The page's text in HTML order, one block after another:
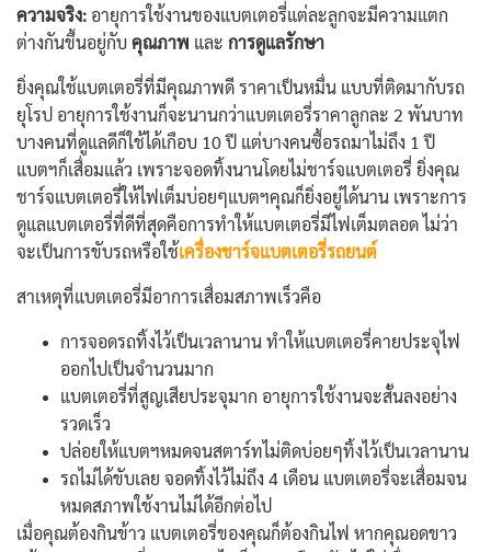
ความจริง:อายุการใช้งานของแบตเตอรี่แต่ละลูกจะมีความแตก
ต่างกันขึ้นอยู่กับคุณภาพ และ การดูแลรักษา
ยิ่งคุณใช้แบตเตอรี่ที่มีคุณภาพดี ราคาเป็นหมื่น แบบที่ติดมากับรถ
ยุโรป อายุการใช้งานก็จะนานกว่าแบตเตอรี่ราคาลูกละ 2 พันบาท
บางคนที่ดูแลดีก็ใช้ได้เกือบ 10 ปี แต่บางคนซื้อรถมาไม่ถึง 1 ปี
แบตฯก็เสื่อมแล้ว เพราะจอดทิ้งนานโดยไม่ชาร์จแบตเตอรี่ ยิ่งคุณ
ชาร์จแบตเตอรี่ให้ไฟเต็มบ่อยๆแบตฯคุณก็ยิ่งอยู่ได้นาน เพราะการ
ดูแลแบตเตอรี่ที่ดีที่สุดคือการทำให้แบตเตอรี่มีไฟเต็มตลอด ไม่ว่า
จะเป็นการขับรถหรือใช้เครื่องชาร์จแบตเตอรี่รถยนต์
สาเหตุที่แบตเตอรี่มีอาการเสื่อมสภาพเร็วคือ
การจอดรถทิ้งไว้เป็นเวลานาน ทำให้แบตเตอรี่คายประจุไฟ
ออกไปเป็นจำนวนมาก
แบตเตอรี่ที่สูญเสียประจุมาก อายุการใช้งานจะสั้นลงอย่าง
รวดเร็ว
ปล่อยให้แบตฯหมดจนสตาร์ทไม่ติดบ่อยๆทิ้งไว้เป็นเวลานาน
รถไม่ได้ขับเลย จอดทิ้งไว้ไม่ถึง 4 เดือน แบตเตอรี่จะเสื่อมจน
หมดสภาพใช้งานไม่ได้อีกต่อไป
เมื่อคุณต้องกินข้าว แบตเตอรี่ของคุณก็ต้องกินไฟ หากคุณอดขาว